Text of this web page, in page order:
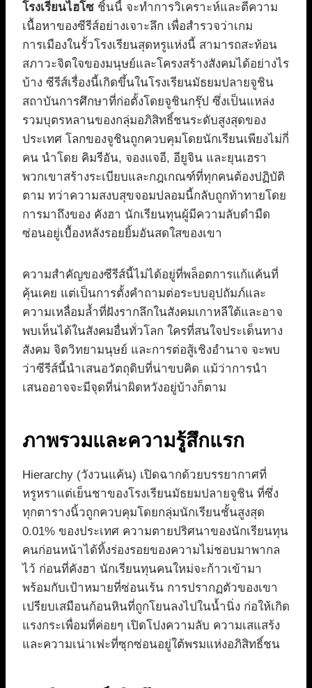
โรงเรียนไฮโซ ชิ้นนี้ จะทำการวิเคราะห์และตีความ
เนื้อหาของซีรีส์อย่างเจาะลึก เพื่อสำรวจว่าเกม
การเมืองในรั้วโรงเรียนสุดหรูแห่งนี้ สามารถสะท้อน
สภาวะจิตใจของมนุษย์และโครงสร้างสังคมได้อย่างไร
บ้าง ซีรีส์เรื่องนี้เกิดขึ้นในโรงเรียนมัธยมปลายจูชิน
สถาบันการศึกษาที่ก่อตั้งโดยจูชินกรุ๊ป ซึ่งเป็นแหล่ง
รวมบุตรหลานของกลุ่มอภิสิทธิ์ชนระดับสูงสุดของ
ประเทศ โลกของจูชินถูกควบคุมโดยนักเรียนเพียงไม่กี่
คน นำโดย คิมรีอัน, จองแจอี, อียูจิน และยุนเฮรา
พวกเขาสร้างระเบียบและกฎเกณฑ์ที่ทุกคนต้องปฏิบัติ
ตาม ทว่าความสงบสุขจอมปลอมนี้กลับถูกท้าทายโดย
การมาถึงของ คังฮา นักเรียนทุนผู้มีความลับดำมืด
ซ่อนอยู่เบื้องหลังรอยยิ้มอันสดใสของเขา
ความสำคัญของซีรีส์นี้ไม่ได้อยู่ที่พล็อตการแก้แค้นที่
คุ้นเคย แต่เป็นการตั้งคำถามต่อระบบอุปถัมภ์และ
ความเหลื่อมล้ำที่ฝังรากลึกในสังคมเกาหลีใต้และอาจ
พบเห็นได้ในสังคมอื่นทั่วโลก ใครที่สนใจประเด็นทาง
สังคม จิตวิทยามนุษย์ และการต่อสู้เชิงอำนาจ จะพบ
ว่าซีรีส์นี้นำเสนอวัตถุดิบที่น่าขบคิด แม้ว่าการนำ
เสนออาจจะมีจุดที่น่าผิดหวังอยู่บ้างก็ตาม
ภาพรวมและความรู้สึกแรก
Hierarchy (วังวนแค้น) เปิดฉากด้วยบรรยากาศที่
หรูหราแต่เย็นชาของโรงเรียนมัธยมปลายจูชิน ที่ซึ่ง
ทุกตารางนิ้วถูกควบคุมโดยกลุ่มนักเรียนชั้นสูงสุด
0.01% ของประเทศ ความตายปริศนาของนักเรียนทุน
คนก่อนหน้าได้ทิ้งร่องรอยของความไม่ชอบมาพากล
ไว้ ก่อนที่คังฮา นักเรียนทุนคนใหม่จะก้าวเข้ามา
พร้อมกับเป้าหมายที่ซ่อนเร้น การปรากฏตัวของเขา
เปรียบเสมือนก้อนหินที่ถูกโยนลงไปในน้ำนิ่ง ก่อให้เกิด
แรงกระเพื่อมที่ค่อยๆ เปิดโปงความลับ ความเสแสร้ง
และความเน่าเฟะที่ซุกซ่อนอยู่ใต้พรมแห่งอภิสิทธิ์ชน